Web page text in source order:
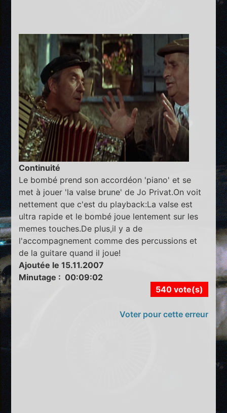
Continuité
Le bombé prend son accordéon 'piano' et se
met à jouer 'la valse brune' de Jo Privat.On voit
nettement que c'est du playback:La valse est
ultra rapide et le bombé joue lentement sur les
memes touches.De plus,il y a de
l'accompagnement comme des percussions et
de la guitare quand il joue!
Ajoutée le 15.11.2007
Minutage : 00:09:02
540 vote(s)
Voter pour cette erreur